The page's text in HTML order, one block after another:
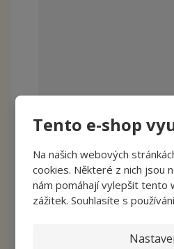
Tento e-shop
Na našich webových
cookies. Některé z nich jsou
nám pomáhají vylepšit tento
zážitek. Souhlasíte s
Excel balkonová
od 783
647,11 Kč